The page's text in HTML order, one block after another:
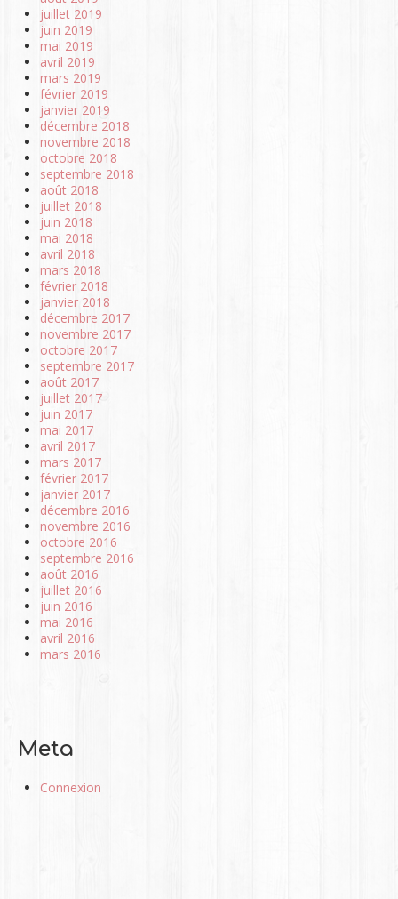
juillet 2019
juin 2019
mai 2019
avril 2019
mars 2019
février 2019
janvier 2019
décembre 2018
novembre 2018
octobre 2018
septembre 2018
août 2018
juillet 2018
juin 2018
mai 2018
avril 2018
mars 2018
février 2018
janvier 2018
décembre 2017
novembre 2017
octobre 2017
septembre 2017
août 2017
juillet 2017
juin 2017
mai 2017
avril 2017
mars 2017
février 2017
janvier 2017
décembre 2016
novembre 2016
octobre 2016
septembre 2016
août 2016
juillet 2016
juin 2016
mai 2016
avril 2016
mars 2016
Meta
Connexion